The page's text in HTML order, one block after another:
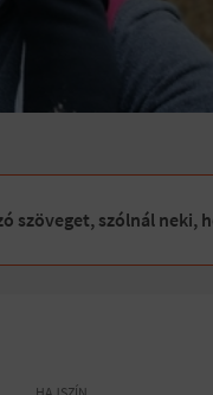
szöveget, szólnál neki,